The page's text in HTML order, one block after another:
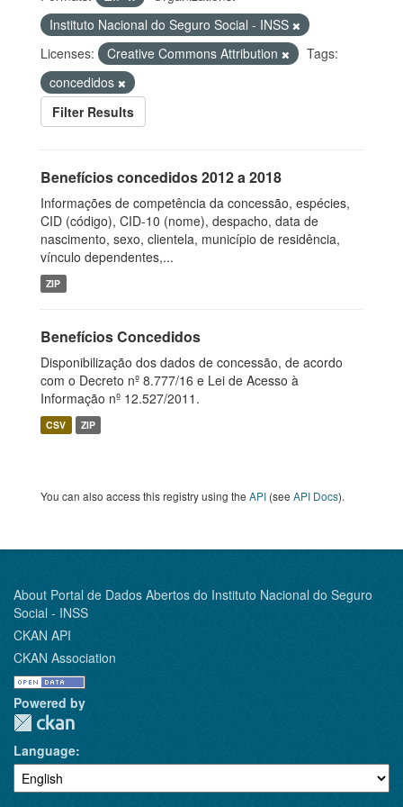
Instituto Nacional do Seguro Social - INSS
Licenses:
Creative Commons Attribution
Tags:
concedidos
Filter Results
Benefícios concedidos 2012 a 2018
Informações de competência da concessão, espécies,
CID (código), CID-10 (nome), despacho, data de
nascimento, sexo, clientela, município de residência,
vínculo dependentes,...
ZIP
Benefícios Concedidos
Disponibilização dos dados de concessão, de acordo
com o Decreto nº 8.777/16 e Lei de Acesso à
Informação nº 12.527/2011.
CSV ZIP
You can also access this registry using the API (see API Docs).
About Portal de Dados Abertos do Instituto Nacional do Seguro
Social - INSS
CKAN API
CKAN Association
Powered by
Language